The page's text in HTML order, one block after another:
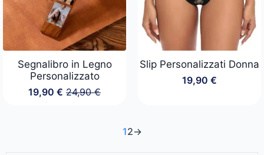
Segnalibro in Legno
Personalizzato
24,90€
Il
19,90€ Il
Slip Personalizzati Donna
19,90 €
12→